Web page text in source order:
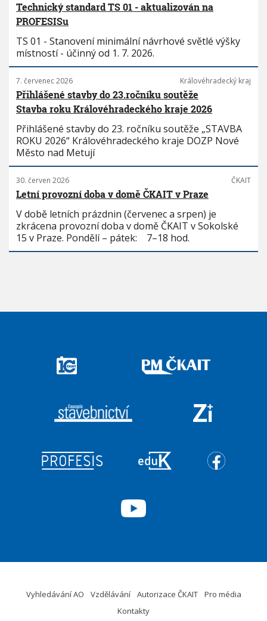
Technický standard TS 01 - aktualizován na
PROFESISu
TS 01 - Stanovení minimální návrhové světlé výšky
místností - účinný od 1. 7. 2026.
7. červenec 2026 Královéhradecký kraj
Přihlášené stavby do 23.ročníku soutěže
Stavba roku Královéhradeckého kraje 2026
Přihlášené stavby do 23. ročníku soutěže „STAVBA
ROKU 2026“ Královéhradeckého kraje DOZP Nové
Město nad Metují
30. červen 2026 ČKAIT
Letní provozní doba v domě ČKAIT v Praze
V době letních prázdnin (červenec a srpen) je
zkrácena provozní doba v domě ČKAIT v Sokolské
15 v Praze. Pondělí – pátek: 7–18 hod.
Vyhledávání AO Vzdělávání Autorizace ČKAIT
Pro média
Kontakty